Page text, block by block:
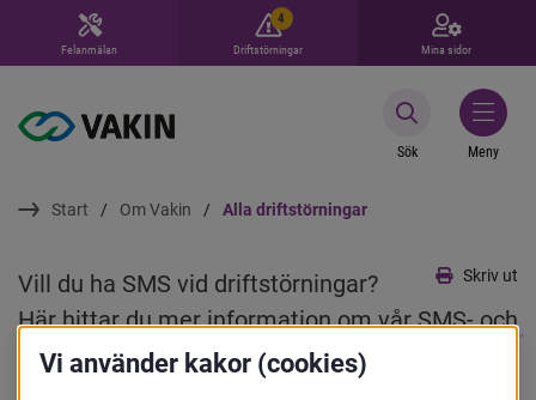
Felanmälan
4
Driftstörningar Mina sidor
Sök Meny
Start Om Vakin Alla driftstörningar
Skriv ut
Här hittar du mer information om vår SMS- och
talsvarstjänst.
Vi använder kakor (cookies)